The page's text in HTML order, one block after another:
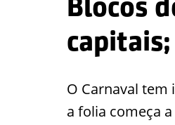
Blocos
O Carnaval
a folia começa